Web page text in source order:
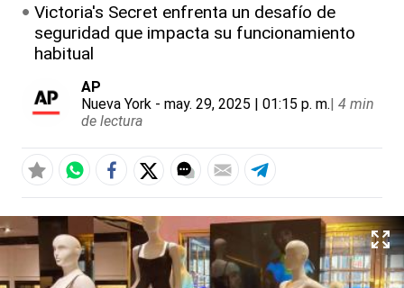
Victoria's Secret enfrenta un desafío de
seguridad que impacta su funcionamiento
habitual
AP
Nueva York - may. 29, 2025 | 01:15 p. m.| 4 min
de lectura